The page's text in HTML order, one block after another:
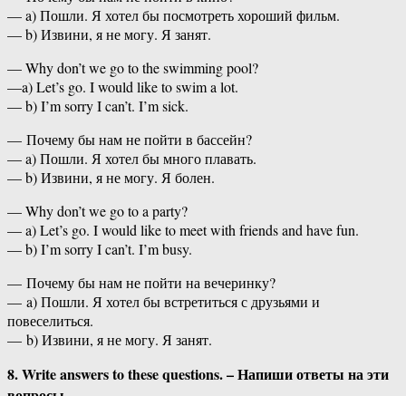
— a) Пошли. Я хотел бы посмотреть хороший фильм.
— b) Извини, я не могу. Я занят.
— Why don’t we go to the swimming pool?
—a) Let’s go. I would like to swim a lot.
— b) I’m sorry I can’t. I’m sick.
— Почему бы нам не пойти в бассейн?
— a) Пошли. Я хотел бы много плавать.
— b) Извини, я не могу. Я болен.
— Why don’t we go to a party?
— a) Let’s go. I would like to meet with friends and have fun.
— b) I’m sorry I can’t. I’m busy.
— Почему бы нам не пойти на вечеринку?
— a) Пошли. Я хотел бы встретиться с друзьями и
повеселиться.
— b) Извини, я не могу. Я занят.
8. Write answers to these questions. – Напиши ответы на эти